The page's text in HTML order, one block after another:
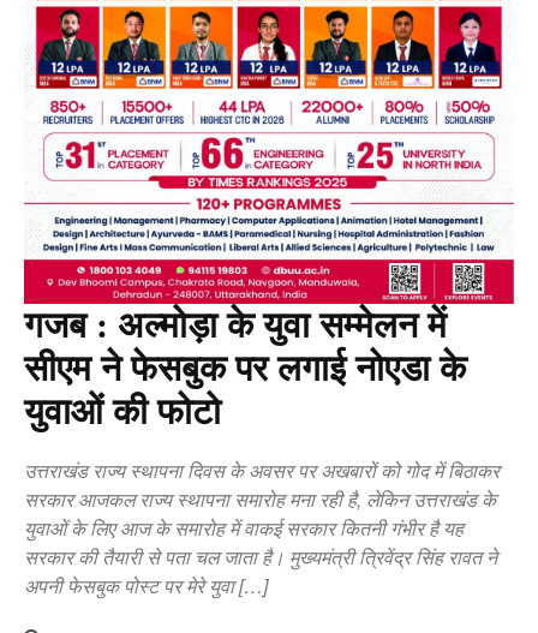
गजब : अल्मोड़ा के युवा सम्मेलन में
सीएम ने फेसबुक पर लगाई नोएडा के
युवाओं की फोटो
उत्तराखंड राज्य स्थापना दिवस के अवसर पर अखबारों को गोद में बिठाकर
सरकार आजकल राज्य स्थापना समारोह मना रही है, लेकिन उत्तराखंड के
युवाओं के लिए आज के समारोह में वाकई सरकार कितनी गंभीर है यह
सरकार की तैयारी से पता चल जाता है। मुख्यमंत्री त्रिवेंद्र सिंह रावत ने
अपनी फेसबुक पोस्ट पर मेरे युवा […]